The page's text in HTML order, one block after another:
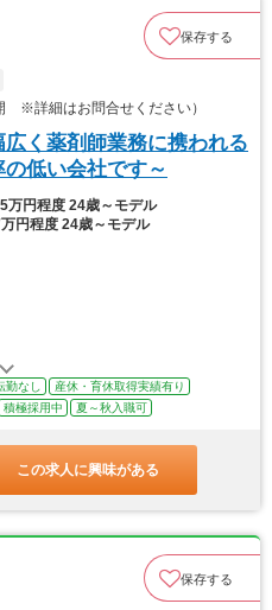
保存する
※詳細はお問合せください）
く薬剤師業務に携われる
低い会社です～
万円程度 24歳～モデル
円程度 24歳～モデル
なし
産休・育休取得実績有り
積極採用中 夏～秋入職可
この求人に興味がある
保存する